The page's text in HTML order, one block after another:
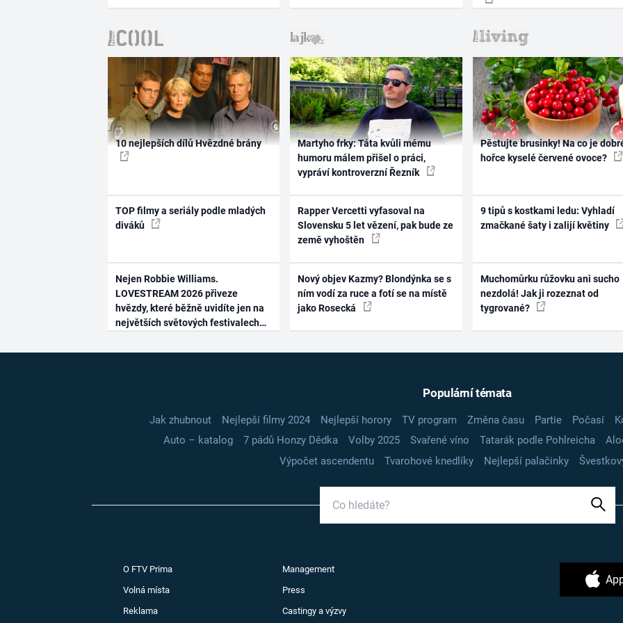
10 nejlepších dílů Hvězdné brány
TOP filmy a seriály podle mladých
diváků
Nejen Robbie Williams.
LOVESTREAM 2026 přiveze
hvězdy, které běžně uvidíte jen na
největších světových festivalech
Martyho frky: Táta kvůli mému
humoru málem přišel o práci,
vypráví kontroverzní Řezník
Rapper Vercetti vyfasoval na
Slovensku 5 let vězení, pak bude ze
země vyhoštěn
Nový objev Kazmy? Blondýnka se s
ním vodí za ruce a fotí se na místě
jako Rosecká
Pěstujte brusinky! Na co je
hořce kyselé červené ovoce?
9 tipů s kostkami ledu: Vyhladí
zmačkané šaty i zalijí květiny
Muchomůrku růžovku ani sucho
nezdolá! Jak ji rozeznat od
tygrované?
Populární témata
Jak zhubnout Nejlepší filmy 2024 Nejlepší horory TV program Změna času Partie Počasí
Auto – katalog
7 pádů Honzy Dědka Volby 2025 Svařené víno Tatarák podle Pohlreicha
Výpočet ascendentu
Tvarohové knedlíky Nejlepší palačinky
O FTV Prima Management
Volná místa Press
Reklama Castingy a výzvy